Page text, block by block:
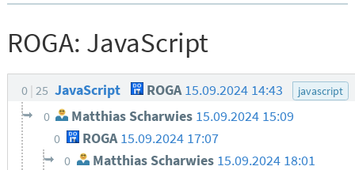
ROGA: JavaScript
0 25 JavaScript ROGA 15.09.2024 14:43 javascript
0 Matthias Scharwies 15.09.2024 15:09
0 ROGA 15.09.2024 17:07
0 Matthias Scharwies 15.09.2024 18:01